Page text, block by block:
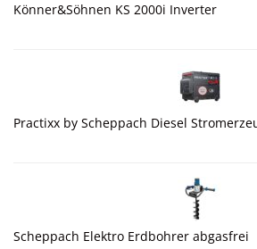
Könner&Söhnen KS 2000i Inverter
Practixx by Scheppach Diesel
Scheppach Elektro Erdbohrer abgasfrei